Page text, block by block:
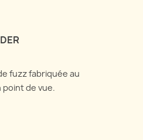
fuzz fabriquée au
point de vue.